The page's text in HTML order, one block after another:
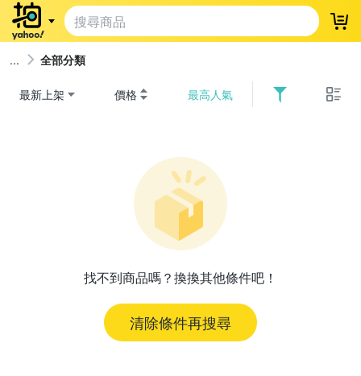
登
全部分類
最新上架 價格 最高人氣
找不到商品嗎？換換其他條件吧！
清除條件再搜尋